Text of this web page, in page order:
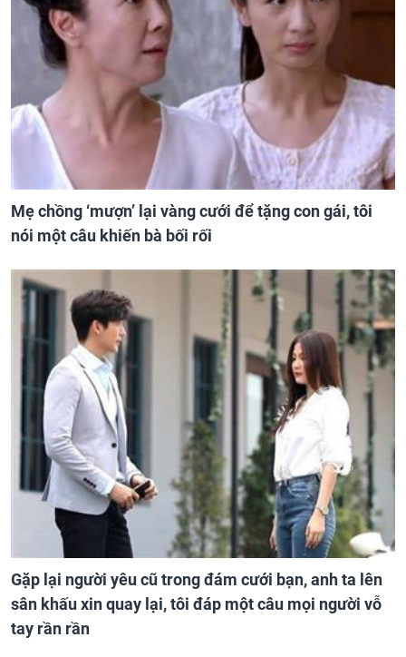
Mẹ chồng ‘mượn’ lại vàng cưới để tặng con gái, tôi
nói một câu khiến bà bối rối
Gặp lại người yêu cũ trong đám cưới bạn, anh ta lên
sân khấu xin quay lại, tôi đáp một câu mọi người vỗ
tay rần rần